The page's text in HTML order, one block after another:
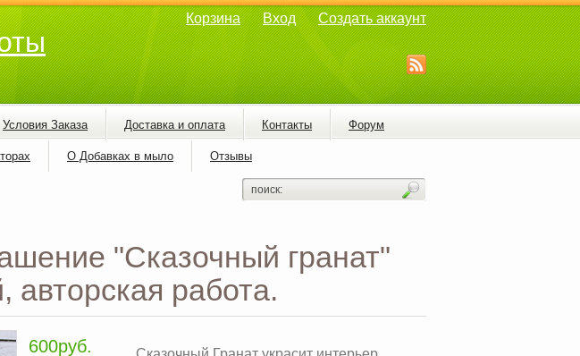
Корзина Вход Создать аккаунт
Условия Заказа Доставка и оплата Контакты Форум
О Добавках в мыло Отзывы
"Сказочный гранат"
работа.
600руб.